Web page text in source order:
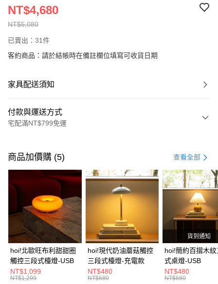
NT$5,080
NT$4,680
已賣出：31件
客約商品：請於結帳時在備註欄位填寫可收貨日期
家具配送須知
付款與運送方式
宅配滿NT$799免運
信用卡一次付款
信用卡分期付款
3 期 0 利率 每期 21家銀行
合作金庫商業銀行
第一商業銀行
華南商業銀行
彰化商業銀行
上海商業儲蓄銀行
台北富邦商業銀行
國泰世華商業銀行
兆豐國際商業銀行
臺灣中小企業銀行
台中商業銀行
匯豐（台灣）商業銀行
華泰商業銀行
聯邦商業銀行
遠東國際商業銀行
元大商業銀行
6 期 0 利率 每期NT$780 21家銀行
合作金庫商業銀行
第一商業銀行
華南商業銀行
彰化商業銀行
上海商業儲蓄銀行
台北富邦商業銀行
國泰世華商業銀行
兆豐國際商業銀行
臺灣中小企業銀行
台中商業銀行
匯豐（台灣）商業銀行
聯邦商業銀行
LINE Pay
Apple Pay
街口支付
AFTEE先享後付
商品加價購 (5) 查看全部
hoi!北歐旺布利甜甜圈
觸控三段式檯燈-USB
NT$1,099
NT$1,299
hoi!現代奶油蘑菇觸控
三段式檯燈-充電款
NT$480
NT$680
貨到通知
hoi!簡約百摺木
式桌燈-USB
NT$480
NT$680